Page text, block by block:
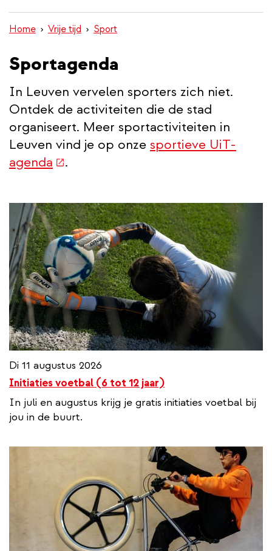
inhoud
gaan
Home Vrije tijd Sport
Sportagenda
In Leuven vervelen sporters zich niet.
Ontdek de activiteiten die de stad
organiseert. Meer sportactiviteiten in
Leuven vind je op onze sportieve UiT-
agenda (externe
.
Di 11 augustus 2026
Initiaties voetbal (6 tot 12 jaar)
In juli en augustus krijg je gratis initiaties voetbal bij
jou in de buurt.